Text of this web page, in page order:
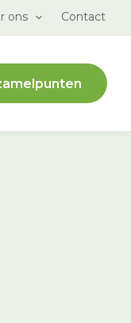
ons Contact